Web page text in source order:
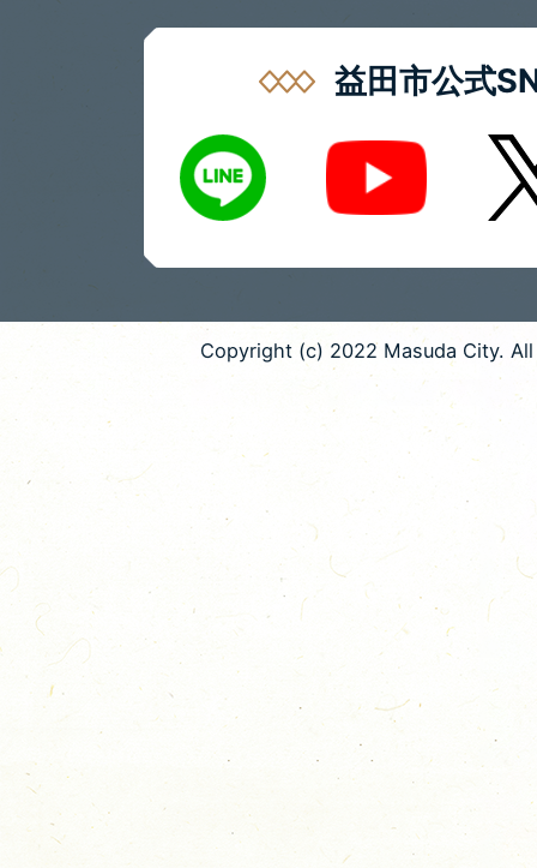
益田市公式
LINE
Youtube X
Copyright (c) 2022 Masuda City.